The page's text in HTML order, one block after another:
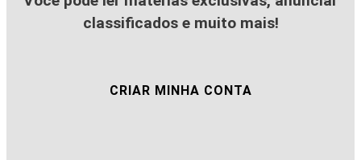
classificados e muito mais!
CRIAR MINHA CONTA